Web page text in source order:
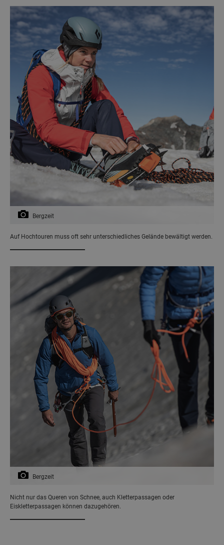
Bergzeit
Auf Hochtouren muss oft sehr unterschiedliches Gelände bewältigt werden.
Bergzeit
Nicht nur das Queren von Schnee, auch Kletterpassagen oder
Eiskletterpassagen können dazugehören.